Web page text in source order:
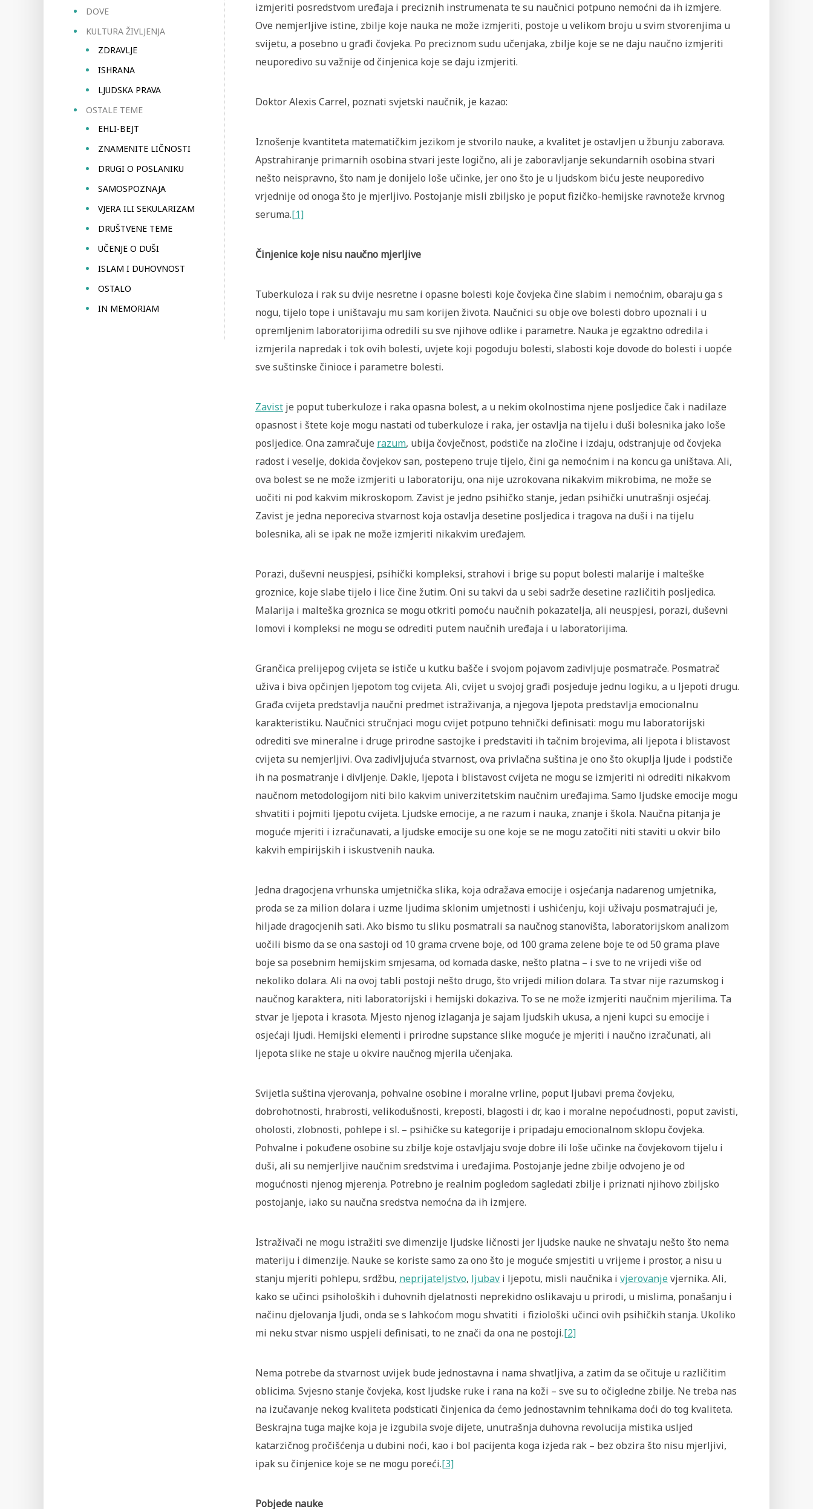
DOVE
KULTURA ŽIVLJENJA
ZDRAVLJE
ISHRANA
LJUDSKA PRAVA
OSTALE TEME
EHLI-BEJT
ZNAMENITE LIČNOSTI
DRUGI O POSLANIKU
SAMOSPOZNAJA
VJERA ILI SEKULARIZAM
DRUŠTVENE TEME
UČENJE O DUŠI
ISLAM I DUHOVNOST
OSTALO
IN MEMORIAM
izmjeriti posredstvom uređaja i preciznih instrumenata te su naučnici potpuno nemoćni da ih izmjere.
Ove nemjerljive istine, zbilje koje nauka ne može izmjeriti, postoje u velikom broju u svim stvorenjima u
svijetu, a posebno u građi čovjeka. Po preciznom sudu učenjaka, zbilje koje se ne daju naučno izmjeriti
neuporedivo su važnije od činjenica koje se daju izmjeriti.
Doktor Alexis Carrel, poznati svjetski naučnik, je kazao:
Iznošenje kvantiteta matematičkim jezikom je stvorilo nauke, a kvalitet je ostavljen u žbunju zaborava.
Apstrahiranje primarnih osobina stvari jeste logično, ali je zaboravljanje sekundarnih osobina stvari
nešto neispravno, što nam je donijelo loše učinke, jer ono što je u ljudskom biću jeste neuporedivo
vrjednije od onoga što je mjerljivo. Postojanje misli zbiljsko je poput fizičko-hemijske ravnoteže krvnog
seruma.[1]
Činjenice koje nisu naučno mjerljive
Tuberkuloza i rak su dvije nesretne i opasne bolesti koje čovjeka čine slabim i nemoćnim, obaraju ga s
nogu, tijelo tope i uništavaju mu sam korijen života. Naučnici su obje ove bolesti dobro upoznali i u
opremljenim laboratorijima odredili su sve njihove odlike i parametre. Nauka je egzaktno odredila i
izmjerila napredak i tok ovih bolesti, uvjete koji pogoduju bolesti, slabosti koje dovode do bolesti i uopće
sve suštinske činioce i parametre bolesti.
Zavist je poput tuberkuloze i raka opasna bolest, a u nekim okolnostima njene posljedice čak i nadilaze
opasnost i štete koje mogu nastati od tuberkuloze i raka, jer ostavlja na tijelu i duši bolesnika jako loše
posljedice. Ona zamračuje razum, ubija čovječnost, podstiče na zločine i izdaju, odstranjuje od čovjeka
radost i veselje, dokida čovjekov san, postepeno truje tijelo, čini ga nemoćnim i na koncu ga uništava. Ali,
ova bolest se ne može izmjeriti u laboratoriju, ona nije uzrokovana nikakvim mikrobima, ne može se
uočiti ni pod kakvim mikroskopom. Zavist je jedno psihičko stanje, jedan psihički unutrašnji osjećaj.
Zavist je jedna neporeciva stvarnost koja ostavlja desetine posljedica i tragova na duši i na tijelu
bolesnika, ali se ipak ne može izmjeriti nikakvim uređajem.
Porazi, duševni neuspjesi, psihički kompleksi, strahovi i brige su poput bolesti malarije i malteške
groznice, koje slabe tijelo i lice čine žutim. Oni su takvi da u sebi sadrže desetine različitih posljedica.
Malarija i malteška groznica se mogu otkriti pomoću naučnih pokazatelja, ali neuspjesi, porazi, duševni
lomovi i kompleksi ne mogu se odrediti putem naučnih uređaja i u laboratorijima.
Grančica prelijepog cvijeta se ističe u kutku bašče i svojom pojavom zadivljuje posmatrače. Posmatrač
uživa i biva opčinjen ljepotom tog cvijeta. Ali, cvijet u svojoj građi posjeduje jednu logiku, a u ljepoti drugu.
Građa cvijeta predstavlja naučni predmet istraživanja, a njegova ljepota predstavlja emocionalnu
karakteristiku. Naučnici stručnjaci mogu cvijet potpuno tehnički definisati: mogu mu laboratorijski
odrediti sve mineralne i druge prirodne sastojke i predstaviti ih tačnim brojevima, ali ljepota i blistavost
cvijeta su nemjerljivi. Ova zadivljujuća stvarnost, ova privlačna suština je ono što okuplja ljude i podstiče
ih na posmatranje i divljenje. Dakle, ljepota i blistavost cvijeta ne mogu se izmjeriti ni odrediti nikakvom
naučnom metodologijom niti bilo kakvim univerzitetskim naučnim uređajima. Samo ljudske emocije mogu
shvatiti i pojmiti ljepotu cvijeta. Ljudske emocije, a ne razum i nauka, znanje i škola. Naučna pitanja je
moguće mjeriti i izračunavati, a ljudske emocije su one koje se ne mogu zatočiti niti staviti u okvir bilo
kakvih empirijskih i iskustvenih nauka.
Jedna dragocjena vrhunska umjetnička slika, koja odražava emocije i osjećanja nadarenog umjetnika,
proda se za milion dolara i uzme ljudima sklonim umjetnosti i ushićenju, koji uživaju posmatrajući je,
hiljade dragocjenih sati. Ako bismo tu sliku posmatrali sa naučnog stanovišta, laboratorijskom analizom
uočili bismo da se ona sastoji od 10 grama crvene boje, od 100 grama zelene boje te od 50 grama plave
boje sa posebnim hemijskim smjesama, od komada daske, nešto platna – i sve to ne vrijedi više od
nekoliko dolara. Ali na ovoj tabli postoji nešto drugo, što vrijedi milion dolara. Ta stvar nije razumskog i
naučnog karaktera, niti laboratorijski i hemijski dokaziva. To se ne može izmjeriti naučnim mjerilima. Ta
stvar je ljepota i krasota. Mjesto njenog izlaganja je sajam ljudskih ukusa, a njeni kupci su emocije i
osjećaji ljudi. Hemijski elementi i prirodne supstance slike moguće je mjeriti i naučno izračunati, ali
ljepota slike ne staje u okvire naučnog mjerila učenjaka.
Svijetla suština vjerovanja, pohvalne osobine i moralne vrline, poput ljubavi prema čovjeku,
dobrohotnosti, hrabrosti, velikodušnosti, kreposti, blagosti i dr, kao i moralne nepoćudnosti, poput zavisti,
oholosti, zlobnosti, pohlepe i sl. – psihičke su kategorije i pripadaju emocionalnom sklopu čovjeka.
Pohvalne i pokuđene osobine su zbilje koje ostavljaju svoje dobre ili loše učinke na čovjekovom tijelu i
duši, ali su nemjerljive naučnim sredstvima i uređajima. Postojanje jedne zbilje odvojeno je od
mogućnosti njenog mjerenja. Potrebno je realnim pogledom sagledati zbilje i priznati njihovo zbiljsko
postojanje, iako su naučna sredstva nemoćna da ih izmjere.
Istraživači ne mogu istražiti sve dimenzije ljudske ličnosti jer ljudske nauke ne shvataju nešto što nema
materiju i dimenzije. Nauke se koriste samo za ono što je moguće smjestiti u vrijeme i prostor, a nisu u
stanju mjeriti pohlepu, srdžbu, neprijateljstvo, ljubav i ljepotu, misli naučnika i vjerovanjevjernika. Ali,
kako se učinci psiholoških i duhovnih djelatnosti neprekidno oslikavaju u prirodi, u mislima, ponašanju i
načinu djelovanja ljudi, onda se s lahkoćom mogu shvatiti i fiziološki učinci ovih psihičkih stanja. Ukoliko
mi neku stvar nismo uspjeli definisati, to ne znači da ona ne postoji.[2]
Nema potrebe da stvarnost uvijek bude jednostavna i nama shvatljiva, a zatim da se očituje u različitim
oblicima. Svjesno stanje čovjeka, kost ljudske ruke i rana na koži – sve su to očigledne zbilje. Ne treba nas
na izučavanje nekog kvaliteta podsticati činjenica da ćemo jednostavnim tehnikama doći do tog kvaliteta.
Beskrajna tuga majke koja je izgubila svoje dijete, unutrašnja duhovna revolucija mistika usljed
katarzičnog pročišćenja u dubini noći, kao i bol pacijenta koga izjeda rak – bez obzira što nisu mjerljivi,
ipak su činjenice koje se ne mogu poreći.[3]
Pobjede nauke